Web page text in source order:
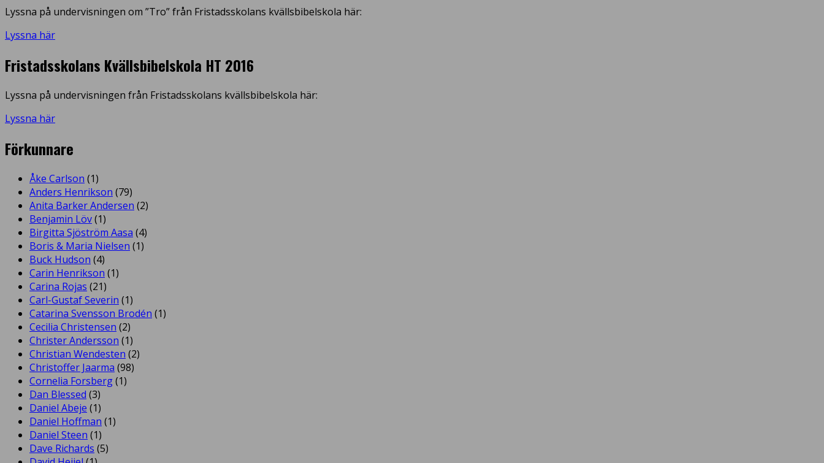
Lyssna på undervisningen om ”Tro” från Fristadsskolans kvällsbibelskola här:
Lyssna här
Fristadsskolans Kvällsbibelskola HT 2016
Lyssna på undervisningen från Fristadsskolans kvällsbibelskola här:
Lyssna här
Förkunnare
Åke Carlson (1)
Anders Henrikson (79)
Anita Barker Andersen (2)
Benjamin Löv(1)
Birgitta Sjöström Aasa (4)
Boris & Maria Nielsen (1)
Buck Hudson (4)
Carin Henrikson (1)
Carina Rojas (21)
Carl-Gustaf Severin (1)
Catarina Svensson Brodén (1)
Cecilia Christensen (2)
Christer Andersson (1)
Christian Wendesten (2)
Christoffer Jaarma (98)
Cornelia Forsberg(1)
Dan Blessed (3)
Daniel Abeje (1)
Daniel Hoffman (1)
Daniel Steen (1)
Dave Richards (5)